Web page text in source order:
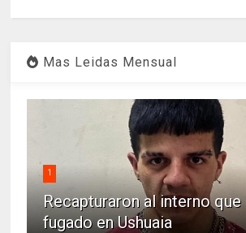
Mas Leidas Mensual
1
Recapturaron al interno que
fugado en Ushuaia